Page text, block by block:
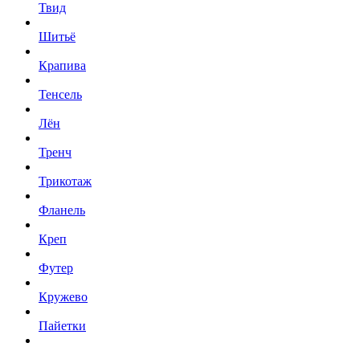
Твид
Шитьё
Крапива
Тенсель
Лён
Тренч
Трикотаж
Фланель
Креп
Футер
Кружево
Пайетки